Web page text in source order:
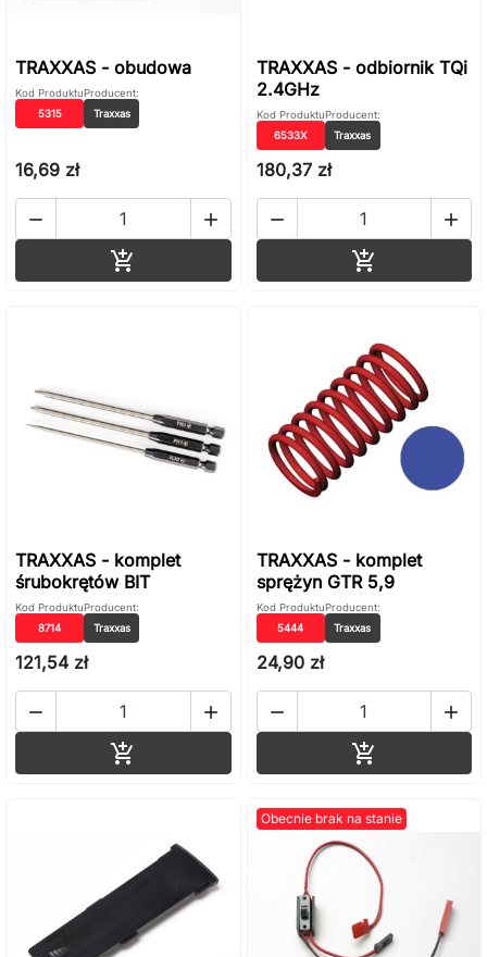
TRAXXAS - obudowa
Kod Produktu
5315
Producent:
Traxxas
16,69 zł
 

TRAXXAS - odbiornik TQi
2.4GHz
Kod Produktu
6533X
Producent:
Traxxas
180,37 zł
 

TRAXXAS - komplet
śrubokrętów BIT
Kod Produktu
8714
Producent:
Traxxas
121,54 zł
 

TRAXXAS - komplet
sprężyn GTR 5,9
Kod Produktu
5444
Producent:
Traxxas
24,90 zł
 

Obecnie brak na stanie